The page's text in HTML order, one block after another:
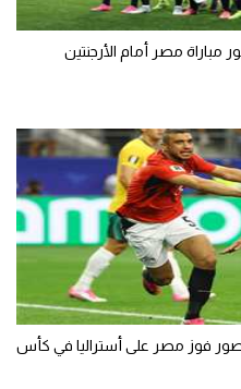
مصر أمام الأرجنتين
صور فوز مصر على أستراليا في كأس